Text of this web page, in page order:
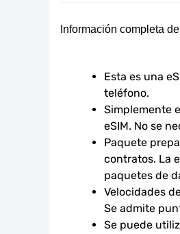
Información completa
Esta es una
teléfono.
Simplemente
eSIM. No se
Paquete
contratos. La
paquetes de
Velocidades
Se admite
Se puede